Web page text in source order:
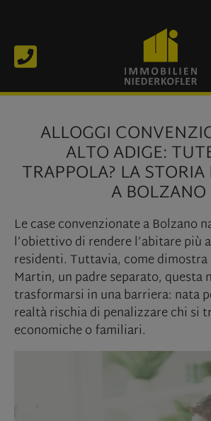
ALLOGGI
ALTO ADIGE:
TRAPPOLA? LA
A BOLZANO
Le case convenzionate a Bolzano
l’obiettivo di rendere l’abitare più
residenti. Tuttavia, come
Martin, un padre separato, questa
trasformarsi in una barriera: nata
realtà rischia di penalizzare chi si
economiche o familiari.